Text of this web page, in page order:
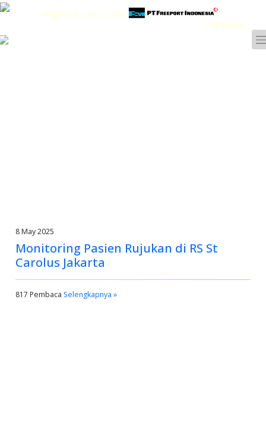
Pengelola Dana Kemitraan
Pilih Bahasa :
8 May 2025
Monitoring Pasien Rujukan di RS St
Carolus Jakarta
817 Pembaca Selengkapnya »